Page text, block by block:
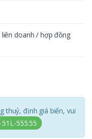
doanh / hợp đồng
thuỷ, định giá biển, vui
555.55